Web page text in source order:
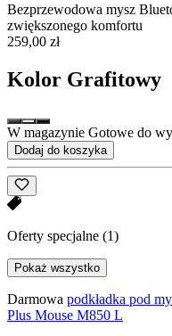
Bezprzewodowa mysz
zwiększonego komfortu
259,00 zł
Kolor Grafitowy
W magazynie Gotowe do
Dodaj do koszyka
Oferty specjalne (1)
Pokaż wszystko
Darmowa podkładka pod
Plus Mouse M850 L